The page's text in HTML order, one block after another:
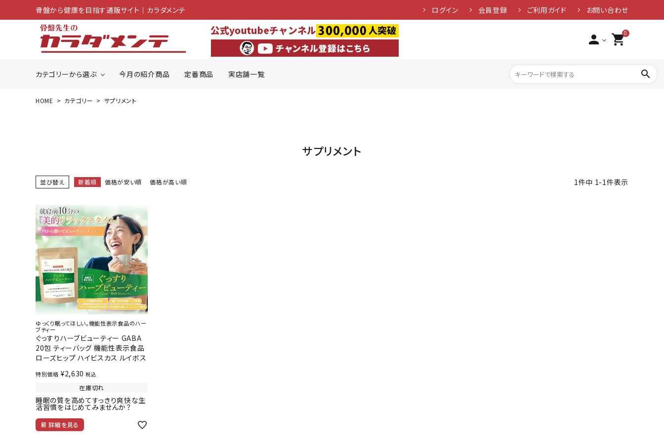
骨盤から健康を目指す通販サイト│カラダメンテ ログイン 会員登録 ご利用ガイド お問い合わせ
person 0
shopping_cart
カテゴリーから選ぶ 今月の紹介商品 定番商品 実店舗一覧 search
ログイン person 会員登録
カテゴリーから探す
実店舗一覧
045-947-3303
営業時間 - 10:00～18:00（定休日 - 土日・祝）
HOME カテゴリー サプリメント
サプリメント
並び替え 新着順 価格が安い順 価格が高い順 1件中 1-1件表示
ゆっくり眠ってほしい。機能性表示食品のハー
ブティー
ぐっすりハーブビューティー GABA
20包 ティーバッグ 機能性表示食品
ローズヒップ ハイビスカス ルイボス
特別価格 ¥2,630 税込
在庫切れ
睡眠の質を高めてすっきり爽快な生
活習慣をはじめてみませんか？
詳細を見る